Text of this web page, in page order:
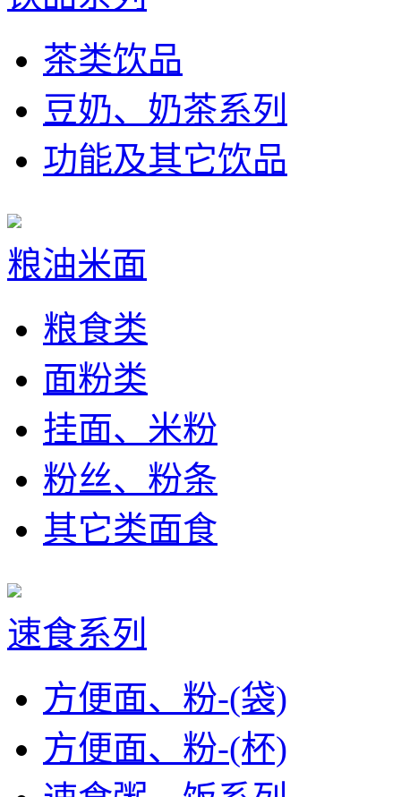
茶类饮品
豆奶、奶茶系列
功能及其它饮品
粮油米面
粮食类
面粉类
挂面、米粉
粉丝、粉条
其它类面食
速食系列
方便面、粉-(袋)
方便面、粉-(杯)